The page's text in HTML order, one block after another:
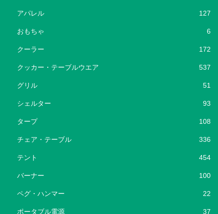
アパレル 127
おもちゃ 6
クーラー 172
クッカー・テーブルウエア 537
グリル 51
シェルター 93
タープ 108
チェア・テーブル 336
テント 454
バーナー 100
ペグ・ハンマー 22
ポータブル電源 37